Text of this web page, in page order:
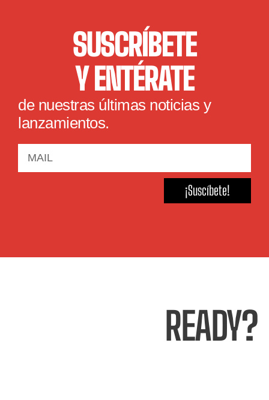
SUSCRÍBETE
Y ENTÉRATE
de nuestras últimas noticias y
lanzamientos.
¡Suscíbete!
READY?